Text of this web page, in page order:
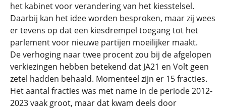
het kabinet voor verandering van het kiesstelsel.
Daarbij kan het idee worden besproken, maar zij wees
er tevens op dat een kiesdrempel toegang tot het
parlement voor nieuwe partijen moeilijker maakt.
De verhoging naar twee procent zou bij de afgelopen
verkiezingen hebben betekend dat JA21 en Volt geen
zetel hadden behaald. Momenteel zijn er 15 fracties.
Het aantal fracties was met name in de periode 2012-
2023 vaak groot, maar dat kwam deels door